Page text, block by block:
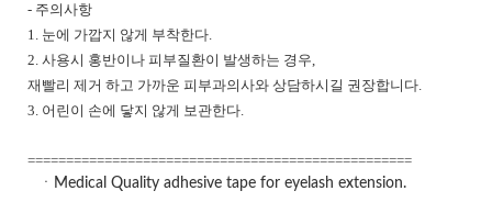
- 주의사항
1. 눈에 가깝지 않게 부착한다.
2. 사용시 홍반이나 피부질환이 발생하는 경우,
재빨리 제거 하고 가까운 피부과의사와 상담하시길 권장합니다.
3. 어린이 손에 닿지 않게 보관한다.
==================================================
ㆍMedical Quality adhesive tape for eyelash extension.